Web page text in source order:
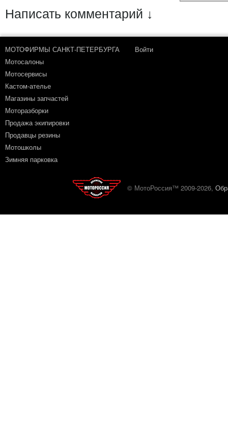
Написать комментарий ↓
МОТОФИРМЫ САНКТ-ПЕТЕРБУРГА
Мотосалоны
Мотосервисы
Кастом-ателье
Магазины запчастей
Моторазборки
Продажа экипировки
Продавцы резины
Мотошколы
Зимняя парковка
Войти
© МотоРоссия™ 2009-2026,